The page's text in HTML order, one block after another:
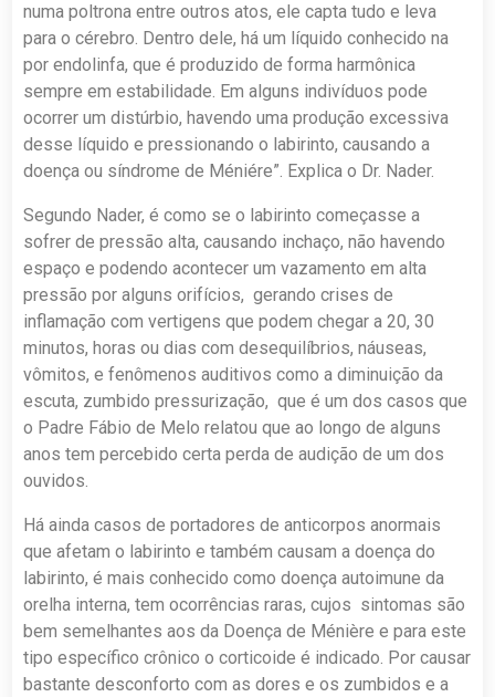
numa poltrona entre outros atos, ele capta tudo e leva
para o cérebro. Dentro dele, há um líquido conhecido na
por endolinfa, que é produzido de forma harmônica
sempre em estabilidade. Em alguns indivíduos pode
ocorrer um distúrbio, havendo uma produção excessiva
desse líquido e pressionando o labirinto, causando a
doença ou síndrome de Méniére”. Explica o Dr. Nader.
Segundo Nader, é como se o labirinto começasse a
sofrer de pressão alta, causando inchaço, não havendo
espaço e podendo acontecer um vazamento em alta
pressão por alguns orifícios, gerando crises de
inflamação com vertigens que podem chegar a 20, 30
minutos, horas ou dias com desequilíbrios, náuseas,
vômitos, e fenômenos auditivos como a diminuição da
escuta, zumbido pressurização, que é um dos casos que
o Padre Fábio de Melo relatou que ao longo de alguns
anos tem percebido certa perda de audição de um dos
ouvidos.
Há ainda casos de portadores de anticorpos anormais
que afetam o labirinto e também causam a doença do
labirinto, é mais conhecido como doença autoimune da
orelha interna, tem ocorrências raras, cujos sintomas são
bem semelhantes aos da Doença de Ménière e para este
tipo específico crônico o corticoide é indicado. Por causar
bastante desconforto com as dores e os zumbidos e a